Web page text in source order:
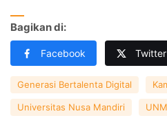
Bagikan di:
Facebook Twitter
Generasi Bertalenta Digital
Universitas Nusa Mandiri